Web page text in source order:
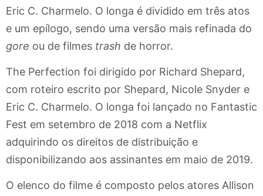
Eric C. Charmelo. O longa é dividido em três atos
e um epílogo, sendo uma versão mais refinada do
gore ou de filmes trash de horror.
The Perfection foi dirigido por Richard Shepard,
com roteiro escrito por Shepard, Nicole Snyder e
Eric C. Charmelo. O longa foi lançado no Fantastic
Fest em setembro de 2018 com a Netflix
adquirindo os direitos de distribuição e
disponibilizando aos assinantes em maio de 2019.
O elenco do filme é composto pelos atores Allison